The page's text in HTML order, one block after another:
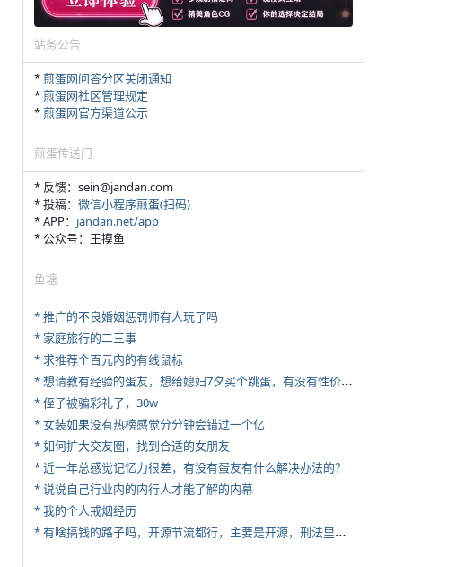
站务公告
*煎蛋网问答分区关闭通知
*煎蛋网社区管理规定
*煎蛋网官方渠道公示
煎蛋传送门
* 反馈：sein@jandan.com
* 投稿： 微信小程序煎蛋(扫码)
* APP： jandan.net/app
* 公众号：王摸鱼
鱼塘
* 推广的不良婚姻惩罚师有人玩了吗
* 家庭旅行的二三事
* 求推荐个百元内的有线鼠标
*
想请教有经验的蛋友，想给媳妇7夕买个跳蛋，有没有性价比高的推荐
* 侄子被骗彩礼了，30w
* 女装如果没有热榜感觉分分钟会错过一个亿
* 如何扩大交友圈，找到合适的女朋友
* 近一年总感觉记忆力很差，有没有蛋友有什么解决办法的？
* 说说自己行业内的内行人才能了解的内幕
* 我的个人戒烟经历
*
有啥搞钱的路子吗，开源节流都行，主要是开源，刑法里的咱不做